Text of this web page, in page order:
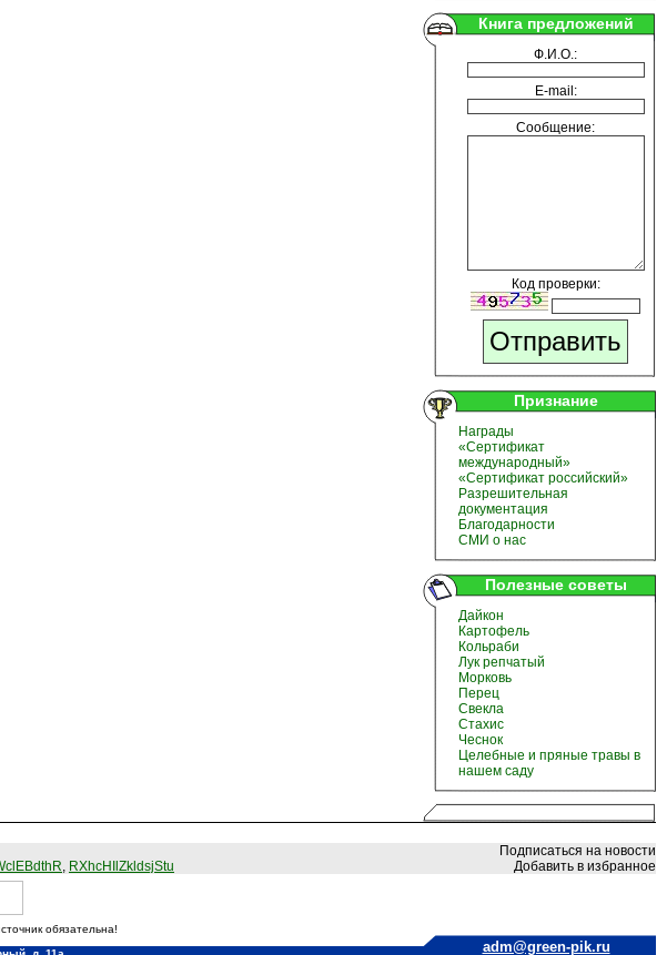
Книга предложений
Ф.И.О.:
E-mail:
Сообщение:
Код проверки:
Признание
Награды
«Сертификат
международный»
«Сертификат российский»
Разрешительная
документация
Благодарности
СМИ о нас
Полезные советы
Дайкон
Картофель
Кольраби
Лук репчатый
Морковь
Перец
Свекла
Стахис
Чеснок
Целебные и пряные травы в
нашем саду
Подписаться на новости
, RXhcHIlZkldsjStu Добавить в избранное
обязательна!
adm@green-pik.ru